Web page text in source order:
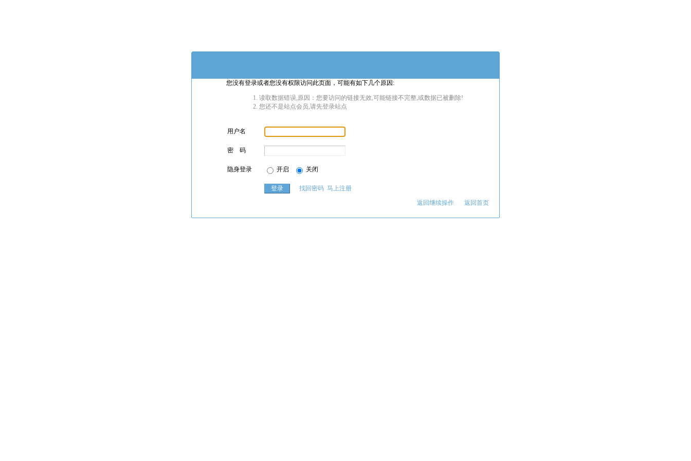
您没有登录或者您没有权限访问此页面，可能有如下几个原因:
读取数据错误,原因：您要访问的链接无效,可能链接不完整,或数据已被删除!
您还不是站点会员,请先登录站点
用户名
密 码
隐身登录 开启 关闭
找回密码 马上注册
返回继续操作
返回首页